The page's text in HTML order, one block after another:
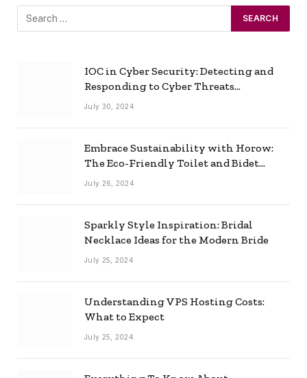
IOC in Cyber Security: Detecting and
Responding to Cyber Threats
Effectively
July 30, 2024
Embrace Sustainability with Horow:
The Eco-Friendly Toilet and Bidet
Combo
July 26, 2024
Sparkly Style Inspiration: Bridal
Necklace Ideas for the Modern Bride
July 25, 2024
Understanding VPS Hosting Costs:
What to Expect
July 25, 2024